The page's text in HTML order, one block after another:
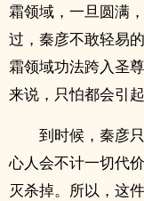
霜领域，一旦圆满
过，秦彦不敢轻易
霜领域功法跨入圣
来说，只怕都会引
到时候，秦彦
心人会不计一切代
灭杀掉。所以，这